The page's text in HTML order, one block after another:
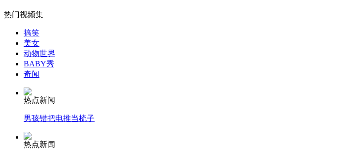
女孩北京地铁殴打老人 痛下狠手拳打脚踢
无痛分娩是否安全 医生回应
外交部：反对强权政治霸凌主义
外交部：有关国家言论片面不公正
热门视频集
搞笑
美女
动物世界
BABY秀
奇闻
热点新闻
男孩错把电推当梳子
热点新闻